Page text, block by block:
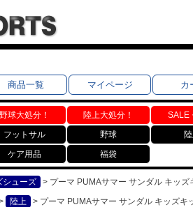
商品一覧 マイページ カ
野球大処分！ 陸上大処分！
SALE
フットサル 野球
ケア用品 福袋
シューズ
プーマ PUMAサマー サンダル キッ
陸上
プーマ PUMAサマー サンダル キッズ